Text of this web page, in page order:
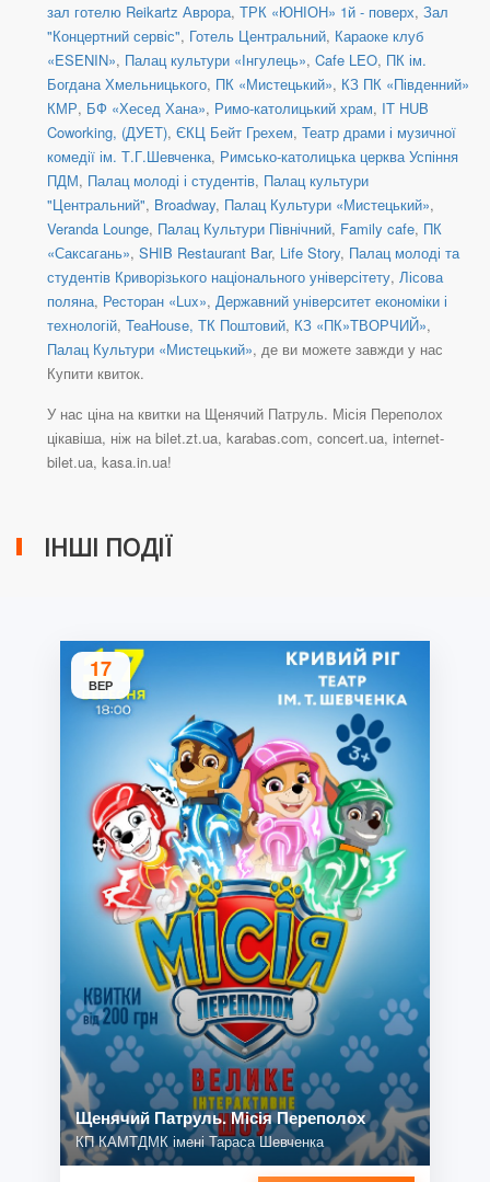
зал готелю Reikartz Аврора, ТРК «ЮНІОН» 1й - поверх, Зал
"Концертний сервіс", Готель Центральний, Караоке клуб
«ESENIN», Палац культури «Інгулець», Cafe LEO, ПК ім.
Богдана Хмельницького, ПК «Мистецький», КЗ ПК «Південний»
КМР, БФ «Хесед Хана», Римо-католицький храм, IT HUB
Coworking, (ДУЕТ), ЄКЦ Бейт Грехем, Театр драми і музичної
комедії ім. Т.Г.Шевченка, Римсько-католицька церква Успіння
ПДМ, Палац молоді і студентів, Палац культури
"Центральний", Broadway, Палац Культури «Мистецький»,
Veranda Lounge, Палац Культури Північний, Family cafe, ПК
«Саксагань», SHIB Restaurant Bar, Life Story, Палац молоді та
студентів Криворізького національного універсітету, Лісова
поляна, Ресторан «Lux», Державний університет економіки і
технологій, TeаHouse, ТК Поштовий, КЗ «ПК»ТВОРЧИЙ»,
Палац Культури «Мистецький», де ви можете завжди у нас
Купити квиток.
У нас ціна на квитки на Щенячий Патруль. Місія Переполох
цікавіша, ніж на bilet.zt.ua, karabas.com, concert.ua, internet-
bilet.ua, kasa.in.ua!
ІНШІ ПОДІЇ
17
ВЕР
Щенячий Патруль. Місія Переполох
КП КАМТДМК імені Тараса Шевченка